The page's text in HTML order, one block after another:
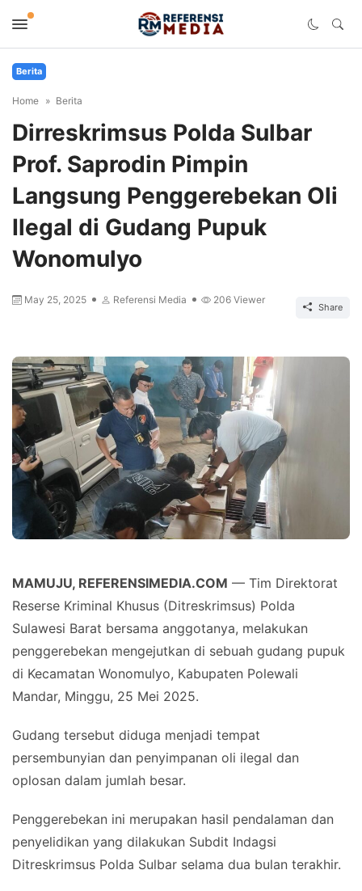
Berita
Home Berita
Dirreskrimsus Polda Sulbar
Prof. Saprodin Pimpin
Langsung Penggerebekan Oli
Ilegal di Gudang Pupuk
Wonomulyo
May 25, 2025 Referensi Media 206 Viewer
Share
MAMUJU, REFERENSIMEDIA.COM — Tim Direktorat
Reserse Kriminal Khusus (Ditreskrimsus) Polda
Sulawesi Barat bersama anggotanya, melakukan
penggerebekan mengejutkan di sebuah gudang pupuk
di Kecamatan Wonomulyo, Kabupaten Polewali
Mandar, Minggu, 25 Mei 2025.
Gudang tersebut diduga menjadi tempat
persembunyian dan penyimpanan oli ilegal dan
oplosan dalam jumlah besar.
Penggerebekan ini merupakan hasil pendalaman dan
penyelidikan yang dilakukan Subdit Indagsi
Ditreskrimsus Polda Sulbar selama dua bulan terakhir.